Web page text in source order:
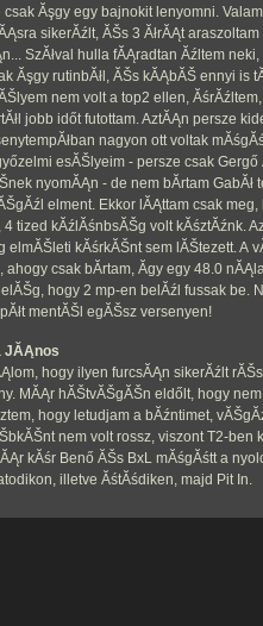
csak Ăşgy egy bajnokit lenyomni.
sikerĂźlt, ĂŠs 3 ĂłrĂĄt
SzĂłval hulla fĂĄradtan Ăźltem
Ăşgy rutinbĂłl, ĂŠs kĂĄbĂŠ ennyi is
nem volt a top2 ellen, ĂśrĂźltem,
jobb időt futottam. AztĂĄn persze
nagyon ott voltak
esĂŠlyeim - persze csak Gergő
nyomĂĄn - de nem bĂ­rtam GabĂł
elment. Ekkor lĂĄttam csak
tized kĂźlĂśnbsĂŠg volt kĂśztĂźnk.
elmĂŠleti kĂśrkĂŠnt sem lĂŠtezett. A
ahogy csak bĂ­rtam, Ă­gy egy 48.0
hogy 2 mp-en belĂźl fussak be.
mentĂŠl egĂŠsz versenyen!
JĂĄnos
hogy ilyen furcsĂĄn sikerĂźlt
MĂĄr hĂŠtvĂŠgĂŠn eldőlt, hogy
hogy letudjam a bĂźntimet,
nem volt rossz, viszont T2-ben
kĂśr Benő ĂŠs BxL mĂśgĂśtt a
illetve ĂśtĂśdiken, majd Pit In.